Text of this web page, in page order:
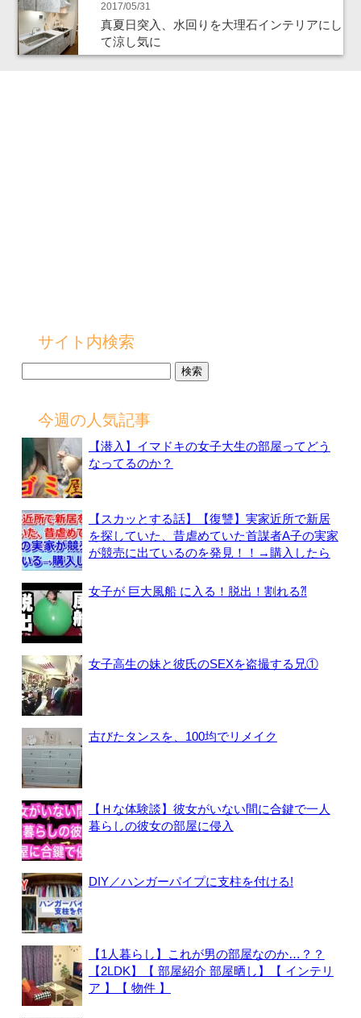
2017/05/31
真夏日突入、水回りを大理石インテリアにし
て涼し気に
サイト内検索
今週の人気記事
【潜入】イマドキの女子大生の部屋ってどう
なってるのか？
【スカッとする話】【復讐】実家近所で新居
を探していた、昔虐めていた首謀者A子の実家
が競売に出ているのを発見！！→購入したら
女子が 巨大風船 に入る！脱出！割れる⁈
女子高生の妹と彼氏のSEXを盗撮する兄①
古びたタンスを、100均でリメイク
【Ｈな体験談】彼女がいない間に合鍵で一人
暮らしの彼女の部屋に侵入
DIY／ハンガーパイプに支柱を付ける!
【1人暮らし】これが男の部屋なのか…？？
【2LDK】【 部屋紹介 部屋晒し】【 インテリ
ア 】【 物件 】